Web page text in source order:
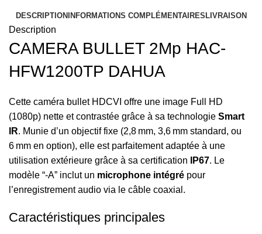
DESCRIPTIONINFORMATIONS COMPLÉMENTAIRESLIVRAISON
Description
CAMERA BULLET 2Mp HAC-
HFW1200TP DAHUA
Cette caméra bullet HDCVI offre une image Full HD
(1080p) nette et contrastée grâce à sa technologie Smart
IR. Munie d’un objectif fixe (2,8 mm, 3,6 mm standard, ou
6 mm en option), elle est parfaitement adaptée à une
utilisation extérieure grâce à sa certification
IP67. Le
modèle “-A” inclut un microphone intégré pour
l’enregistrement audio via le câble coaxial.
Caractéristiques principales